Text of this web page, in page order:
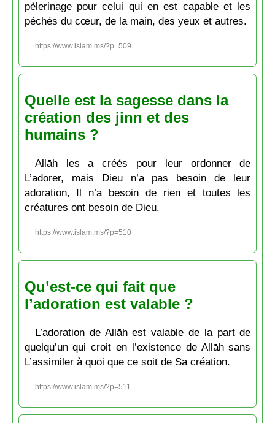
pèlerinage pour celui qui en est capable et les
péchés du cœur, de la main, des yeux et autres.
https://www.islam.ms/?p=509
Quelle est la sagesse dans la
création des jinn et des
humains ?
Allāh les a créés pour leur ordonner de
L’adorer, mais Dieu n’a pas besoin de leur
adoration, Il n’a besoin de rien et toutes les
créatures ont besoin de Dieu.
https://www.islam.ms/?p=510
Qu’est-ce qui fait que
l’adoration est valable ?
L’adoration de Allāh est valable de la part de
quelqu’un qui croit en l’existence de Allāh sans
L’assimiler à quoi que ce soit de Sa création.
https://www.islam.ms/?p=511